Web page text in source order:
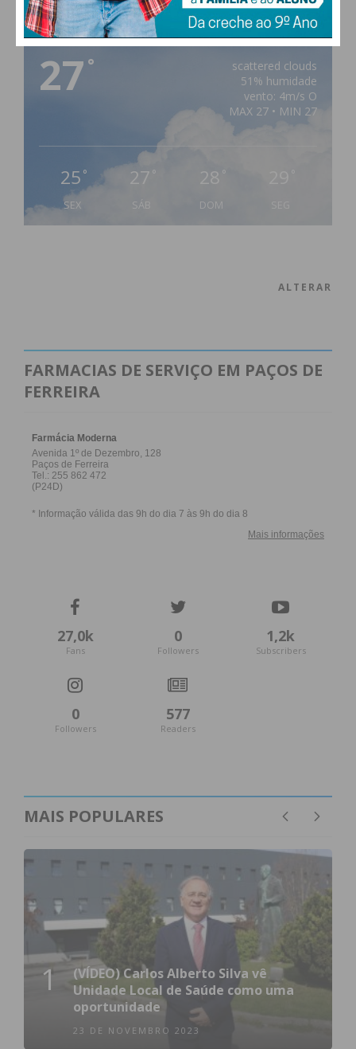
PAÇOS DE FERREIRA
27 °
scattered clouds
51% humidade
vento: 4m/s O
MAX 27 • MIN 27
25 °
SEX
27 °
SÁB
28 °
DOM
ALTERAR
FARMACIAS DE SERVIÇO EM PAÇOS DE
FERREIRA
27,0k
Fans
0
Followers
1,2k
Subscribers
0
Followers
577
Readers
MAIS POPULARES
1
(VÍDEO) Carlos Alberto Silva vê
Unidade Local de Saúde como uma
oportunidade
23 DE NOVEMBRO 2023